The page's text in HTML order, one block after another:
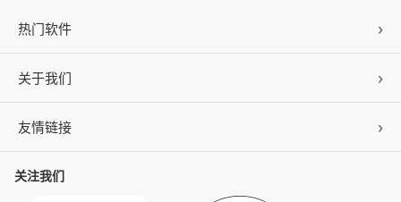
热门软件
驱动人生
百页窗
关于我们
公司概况
友情链接
ZOL下载
关注我们